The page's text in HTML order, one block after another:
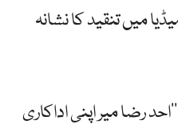
میں تنقید کا نشانہ
رضا میر اپنی اداکاری